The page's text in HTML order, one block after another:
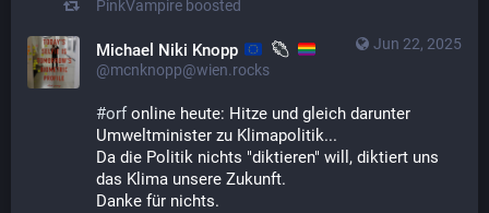
PinkVampire boosted
Jun 22, 2025
Michael Niki Knopp
@mcnknopp@wien.rocks
#orf online heute: Hitze und gleich darunter
Umweltminister zu Klimapolitik...
Da die Politik nichts "diktieren" will, diktiert uns
das Klima unsere Zukunft.
Danke für nichts.